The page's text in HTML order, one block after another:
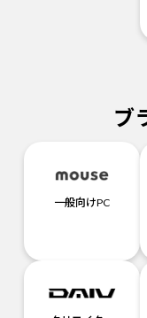
ブ
一般向けPC